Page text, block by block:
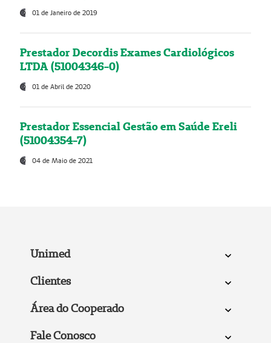
01 de Janeiro de 2019
Prestador Decordis Exames Cardiológicos
LTDA (51004346-0)
01 de Abril de 2020
Prestador Essencial Gestão em Saúde Ereli
(51004354-7)
04 de Maio de 2021
Unimed
Clientes
Área do Cooperado
Fale Conosco